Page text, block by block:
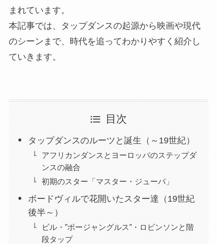
まれています。
本記事では、タップダンスの起源から映画や現代
のシーンまで、時代を追ってわかりやすく紹介し
ていきます。
目次
タップダンスのルーツと誕生（～19世紀）
アフリカンダンスとヨーロッパのステップダ
ンスの融合
初期のスター「マスター・ジューバ」
ボードヴィルで花開いたスター達（19世紀
後半～）
ビル・”ボージャングルス”・ロビンソンと階
段タップ